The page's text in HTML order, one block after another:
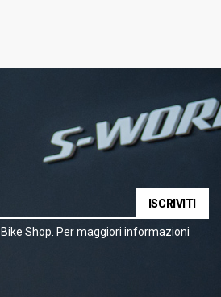
ISCRIVITI
Shop. Per maggiori informazioni